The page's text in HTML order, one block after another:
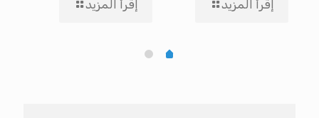
إقرأ المزيد
إقرأ المزيد